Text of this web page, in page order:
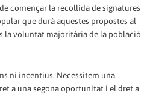
començar la recollida de signatures
que durà aquestes propostes al
la voluntat majoritària de la població
ni incentius. Necessitem una
a una segona oportunitat i el dret a